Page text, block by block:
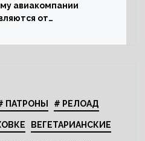
авиакомпании
от
ПАТРОНЫ # РЕЛОАД
ВЕГЕТАРИАНСКИЕ